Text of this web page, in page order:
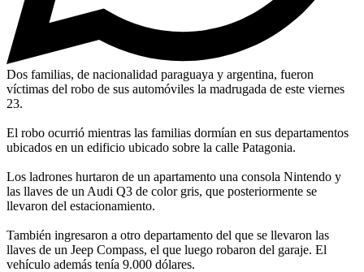
Dos familias, de nacionalidad paraguaya y argentina, fueron
víctimas del robo de sus automóviles la madrugada de este viernes
23.
El robo ocurrió mientras las familias dormían en sus departamentos
ubicados en un edificio ubicado sobre la calle Patagonia.
Los ladrones hurtaron de un apartamento una consola Nintendo y
las llaves de un Audi Q3 de color gris, que posteriormente se
llevaron del estacionamiento.
También ingresaron a otro departamento del que se llevaron las
llaves de un Jeep Compass, el que luego robaron del garaje. El
vehículo además tenía 9.000 dólares.